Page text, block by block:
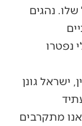
נהגים
נפטרו
ישראל גונן
מתקרבים